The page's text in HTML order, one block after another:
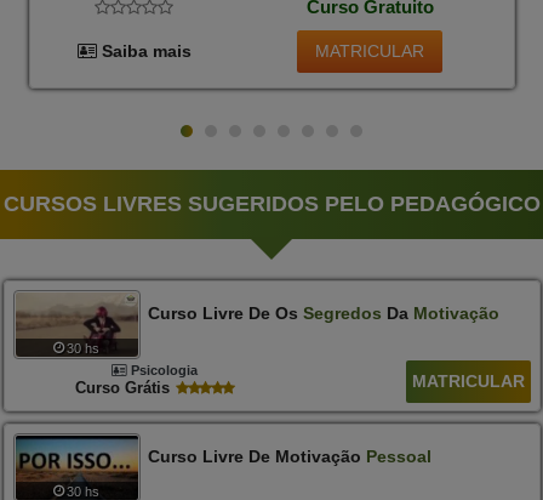
Curso Gratuito
Saiba mais MATRICULAR
CURSOS LIVRES SUGERIDOS PELO PEDAGÓGICO
30 hs
Curso Livre De Os Segredos Da Motivação
Psicologia
Curso Grátis MATRICULAR
30 hs
Curso Livre De Motivação Pessoal